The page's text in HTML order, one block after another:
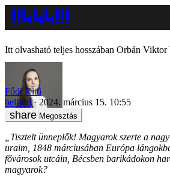
Itt olvasható teljes hosszában Orbán Viktor
Fődi Kitti
belföld
2024. március 15. 10:55
Megosztás
„Tisztelt ünneplők! Magyarok szerte a
uraim, 1848 márciusában Európa
fővárosok utcáin, Bécsben barikádokon
magyarok?